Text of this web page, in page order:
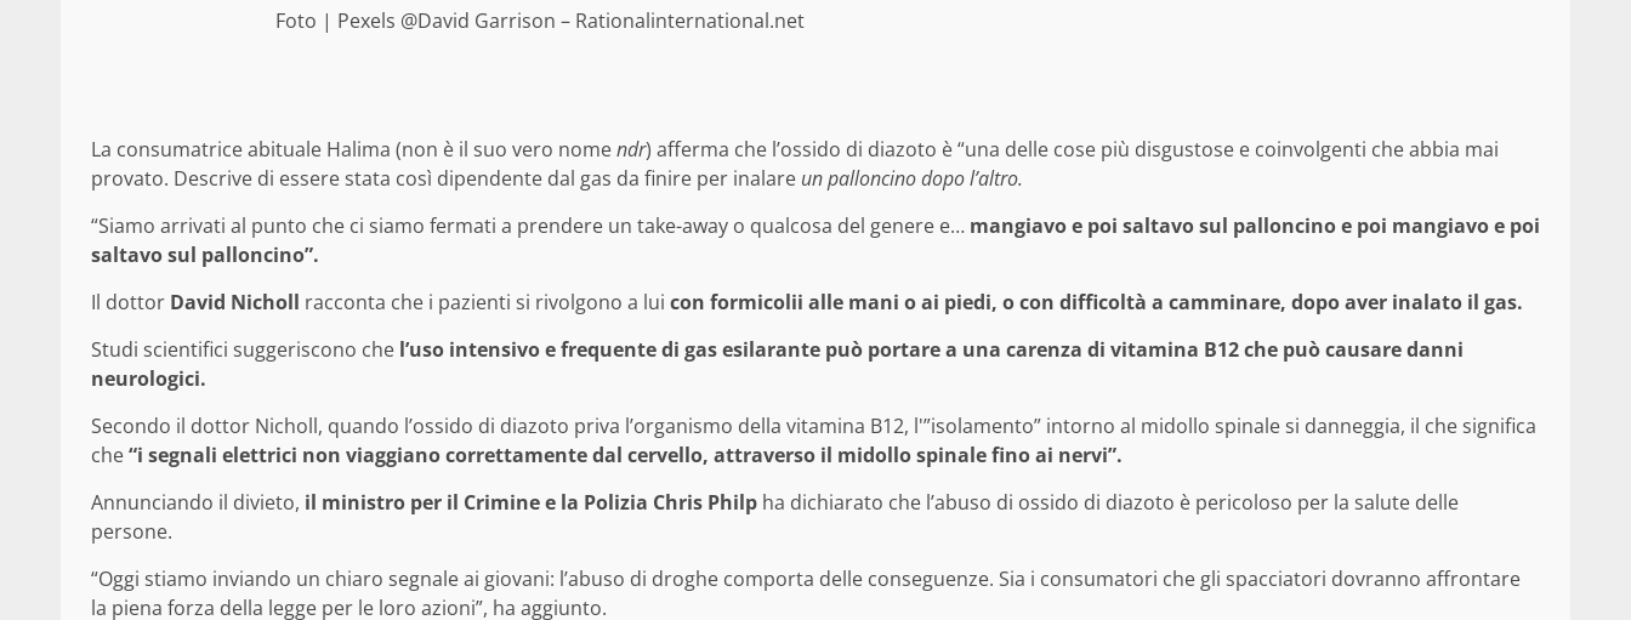
Foto | Pexels @David Garrison – Rationalinternational.net
La consumatrice abituale Halima (non è il suo vero nomendr) afferma che l’ossido di diazoto è “una delle cose più disgustose e coinvolgenti che abbia mai
provato. Descrive di essere stata così dipendente dal gas da finire per inalare un palloncino dopo l’altro.
“Siamo arrivati al punto che ci siamo fermati a prendere un take-away o qualcosa del genere e… mangiavo e poi saltavo sul palloncino e poi mangiavo e poi
saltavo sul palloncino”.
Il dottor David Nicholl racconta che i pazienti si rivolgono a lui con formicolii alle mani o ai piedi, o con difficoltà a camminare, dopo aver inalato il gas.
Studi scientifici suggeriscono che l’uso intensivo e frequente di gas esilarante può portare a una carenza di vitamina B12 che può causare danni
neurologici.
Secondo il dottor Nicholl, quando l’ossido di diazoto priva l’organismo della vitamina B12, l'”isolamento” intorno al midollo spinale si danneggia, il che significa
che“i segnali elettrici non viaggiano correttamente dal cervello, attraverso il midollo spinale fino ai nervi”.
Annunciando il divieto, il ministro per il Crimine e la Polizia Chris Philp ha dichiarato che l’abuso di ossido di diazoto è pericoloso per la salute delle
persone.
“Oggi stiamo inviando un chiaro segnale ai giovani: l’abuso di droghe comporta delle conseguenze. Sia i consumatori che gli spacciatori dovranno affrontare
la piena forza della legge per le loro azioni”, ha aggiunto.